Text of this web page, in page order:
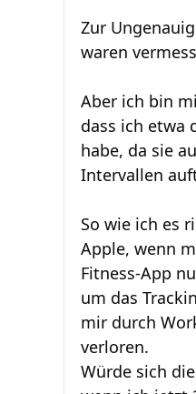
Zur
waren
Aber ich bin
dass ich etwa
habe, da sie
Intervallen
So wie ich es
Apple, wenn
Fitness-App
um das
mir durch
verloren.
Würde sich